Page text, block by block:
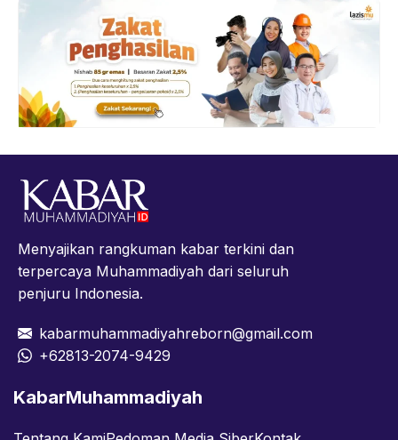
Menyajikan rangkuman kabar terkini dan
terpercaya Muhammadiyah dari seluruh
penjuru Indonesia.
kabarmuhammadiyahreborn@gmail.com
+62813-2074-9429
KabarMuhammadiyah